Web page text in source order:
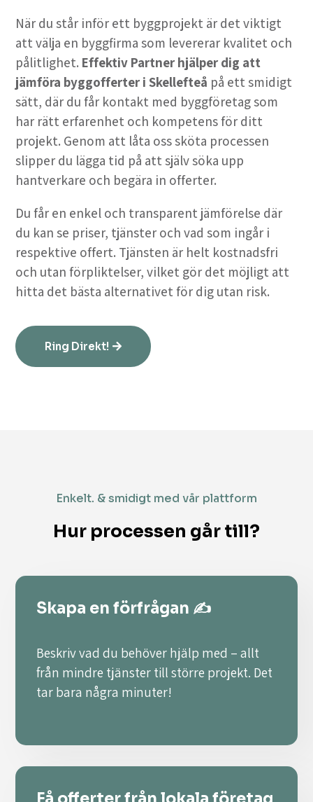
När du står inför ett byggprojekt är det viktigt
att välja en byggfirma som levererar kvalitet och
pålitlighet. Effektiv Partner hjälper dig att
jämföra byggofferter i Skellefteå på ett smidigt
sätt, där du får kontakt med byggföretag som
har rätt erfarenhet och kompetens för ditt
projekt. Genom att låta oss sköta processen
slipper du lägga tid på att själv söka upp
hantverkare och begära in offerter.
Du får en enkel och transparent jämförelse där
du kan se priser, tjänster och vad som ingår i
respektive offert. Tjänsten är helt kostnadsfri
och utan förpliktelser, vilket gör det möjligt att
hitta det bästa alternativet för dig utan risk.
Ring Direkt!
Enkelt. & smidigt med vår plattform
Hur processen går till?
Skapa en förfrågan ✍️
Beskriv vad du behöver hjälp med – allt
från mindre tjänster till större projekt. Det
tar bara några minuter!